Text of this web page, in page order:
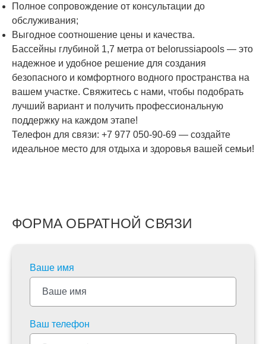
Полное сопровождение от консультации до
обслуживания;
Выгодное соотношение цены и качества.
Бассейны глубиной 1,7 метра от belorussiapools — это
надежное и удобное решение для создания
безопасного и комфортного водного пространства на
вашем участке. Свяжитесь с нами, чтобы подобрать
лучший вариант и получить профессиональную
поддержку на каждом этапе!
Телефон для связи: +7 977 050-90-69 — создайте
идеальное место для отдыха и здоровья вашей семьи!
ФОРМА ОБРАТНОЙ СВЯЗИ
Ваше имя
Ваш телефон